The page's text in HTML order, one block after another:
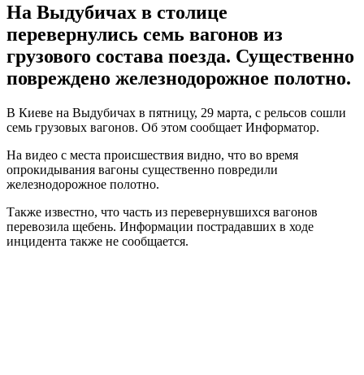
На Выдубичах в столице
перевернулись семь вагонов из
грузового состава поезда. Существенно
повреждено железнодорожное полотно.
В Киеве на Выдубичах в пятницу, 29 марта, с рельсов сошли
семь грузовых вагонов. Об этом сообщает Информатор.
На видео с места происшествия видно, что во время
опрокидывания вагоны существенно повредили
железнодорожное полотно.
Также известно, что часть из перевернувшихся вагонов
перевозила щебень. Информации пострадавших в ходе
инцидента также не сообщается.